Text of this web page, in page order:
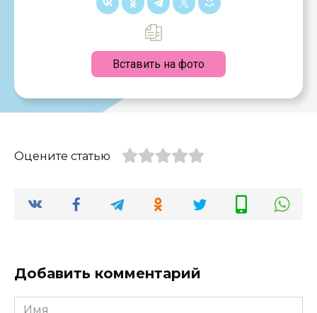
Вставить на фото
Оцените статью
Добавить комментарий
Имя